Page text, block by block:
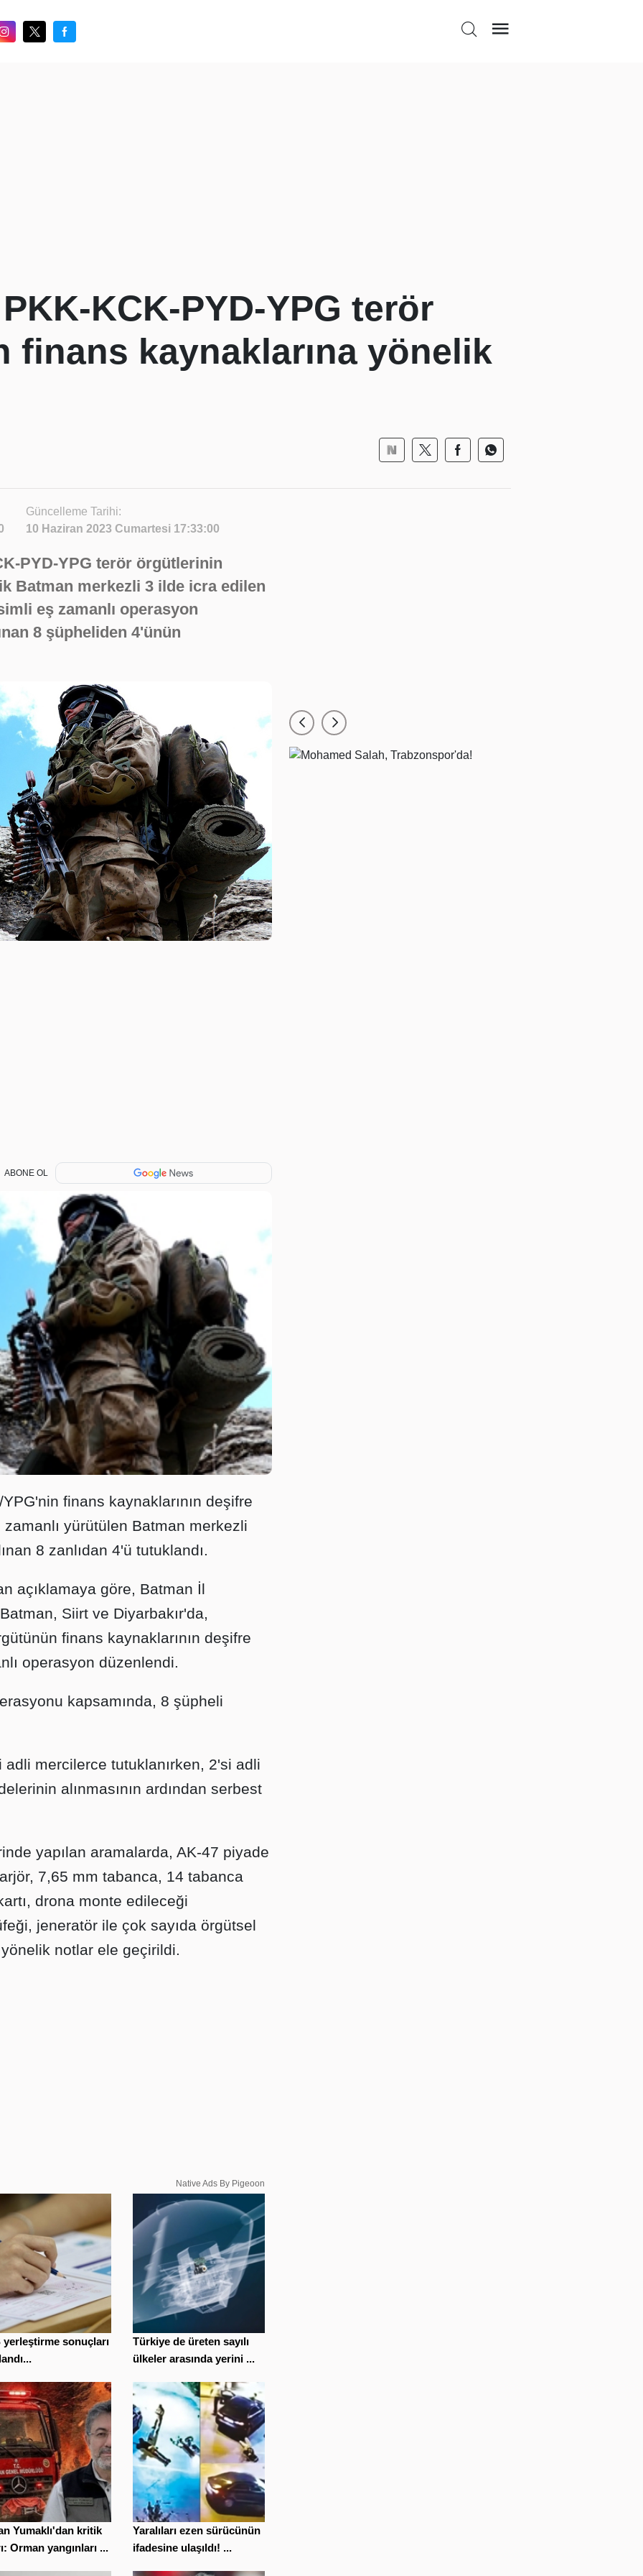
KCK-PYD-YPG terör
finans kaynaklarına yönelik
Güncelleme Tarihi:
10 Haziran 2023 Cumartesi 17:33:00
PYD-YPG terör örgütlerinin
Batman merkezli 3 ilde icra edilen
eş zamanlı operasyon
8 şüpheliden 4'ünün
ABONE OL
finans kaynaklarının deşifre
yürütülen Batman merkezli
8 zanlıdan 4'ü tutuklandı.
açıklamaya göre, Batman İl
Siirt ve Diyarbakır'da,
finans kaynaklarının deşifre
operasyon düzenlendi.
kapsamında, 8 şüpheli
mercilerce tutuklanırken, 2'si adli
alınmasının ardından serbest
yapılan aramalarda, AK-47 piyade
7,65 mm tabanca, 14 tabanca
drona monte edileceği
jeneratör ile çok sayıda örgütsel
notlar ele geçirildi.
Native Ads By Pigeoon
yerleştirme sonuçları
Türkiye de üreten sayılı
ülkeler arasında yerini ...
Yumaklı'dan kritik
Orman yangınları ...
Yaralıları ezen sürücünün
ifadesine ulaşıldı! ...